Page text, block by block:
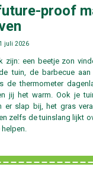
proof
juli 2026
zijn: een beetje zon
tuin, de barbecue
de thermometer
jij het warm. Ook je
er slap bij, het gras
zelfs de tuinslang lijkt